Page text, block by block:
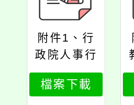
附件1、行
政院人事行
政總處函
檔案下載